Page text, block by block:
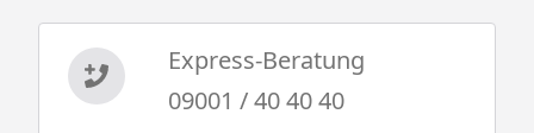
Express-Beratung
09001 / 40 40 40